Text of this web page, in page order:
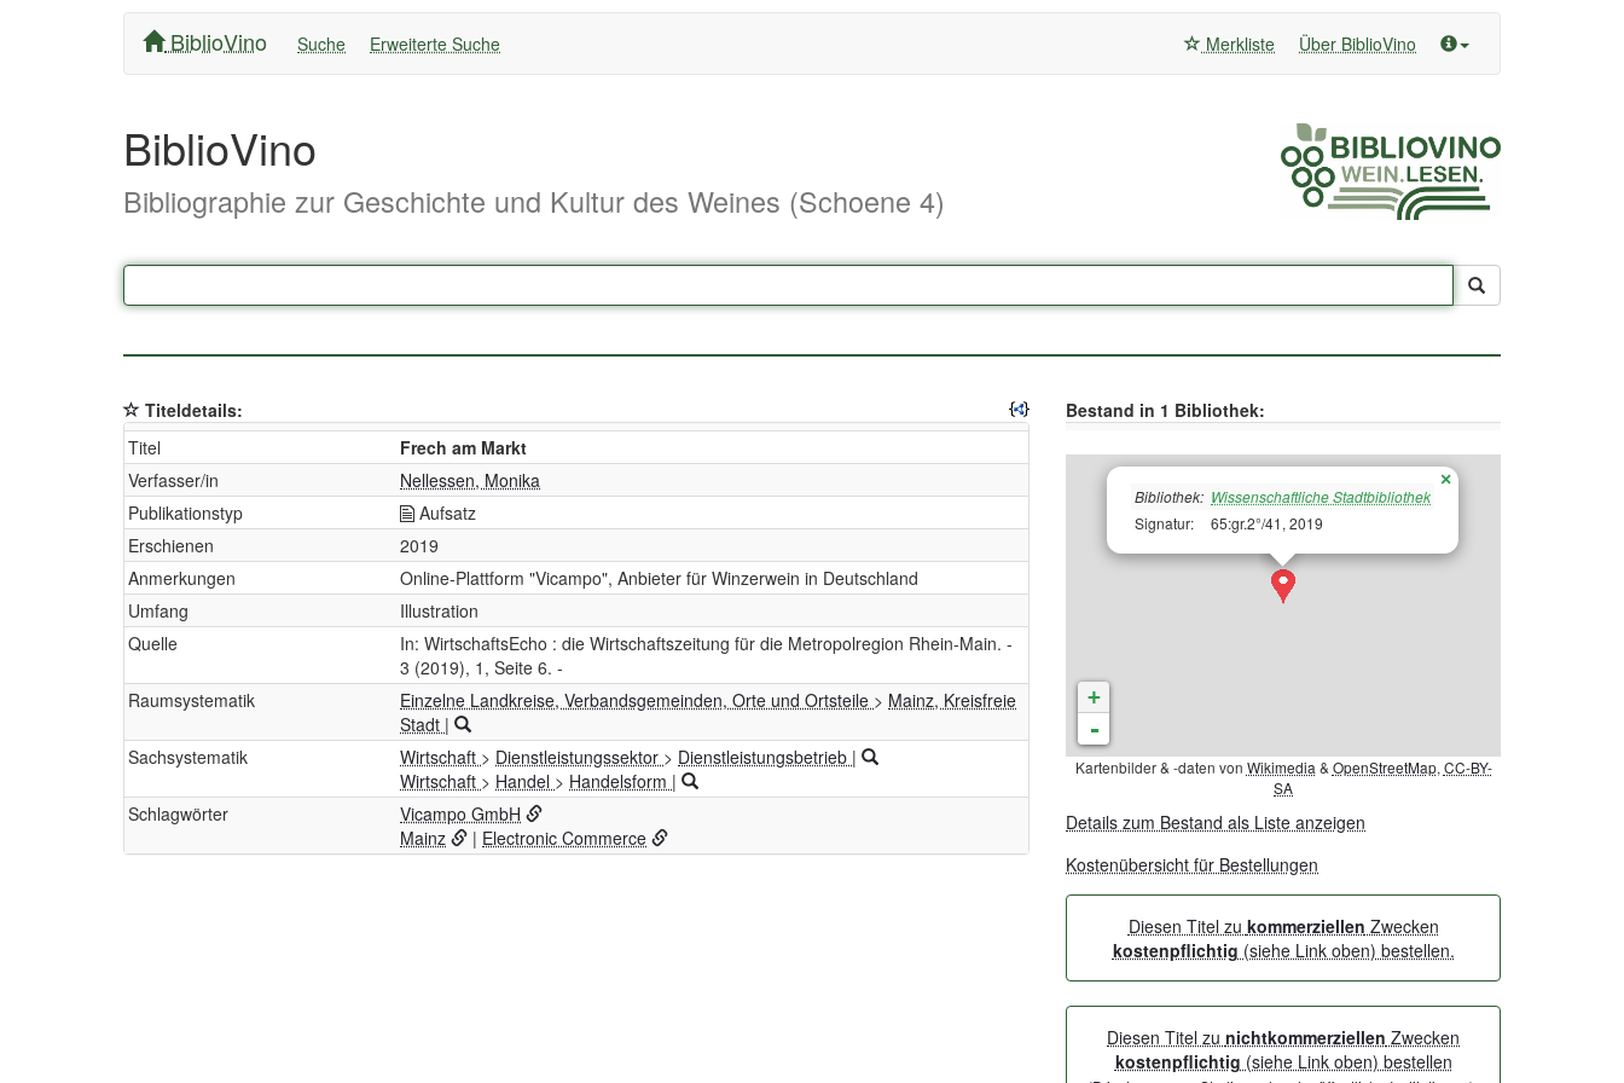
BiblioVino Suche Erweiterte Suche Merkliste Über BiblioVino
BiblioVino
Bibliographie zur Geschichte und Kultur des Weines (Schoene 4)
Titeldetails:
Titel
Frech am Markt
Verfasser/in
Nellessen, Monika
Publikationstyp
Aufsatz
Erschienen
2019
Anmerkungen
Online-Plattform "Vicampo", Anbieter für Winzerwein in Deutschland
Umfang
Illustration
Quelle
In: WirtschaftsEcho : die Wirtschaftszeitung für die Metropolregion Rhein-Main. -
3 (2019), 1, Seite 6. -
Raumsystematik
Einzelne Landkreise, Verbandsgemeinden, Orte und Ortsteile > Mainz, Kreisfreie
Stadt |
Sachsystematik
Wirtschaft > Dienstleistungssektor > Dienstleistungsbetrieb |
Wirtschaft > Handel > Handelsform |
Schlagwörter
Vicampo GmbH
Mainz
| Electronic Commerce
Bestand in 1 Bibliothek:
×
Bibliothek: Wissenschaftliche Stadtbibliothek
Signatur:
65:gr.2°/41, 2019
+
-
Kartenbilder & -daten von Wikimedia & OpenStreetMap, CC-BY-
SA
Details zum Bestand als Liste anzeigen
Kostenübersicht für Bestellungen
Diesen Titel zu kommerziellen Zwecken
kostenpflichtig (siehe Link oben) bestellen.
Diesen Titel zu nichtkommerziellen Zwecken
kostenpflichtig (siehe Link oben) bestellen